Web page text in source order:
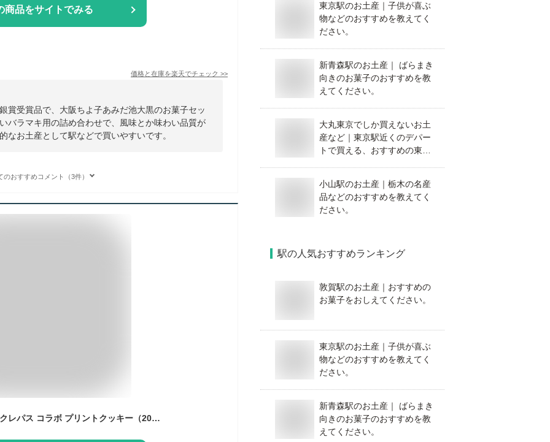
商品をサイトでみる
価格と在庫を楽天でチェック >>
賞受賞品で、大阪ちよ子あみだ池大黒のお菓子セッ
バラマキ用の詰め合わせで、風味とか味わい品質が
なお土産として駅などで買いやすいです。
のおすすめコメント（3件）
大阪お土産に! サクラクレパス コラボ プリントクッキー（20個入り）
東京駅のお土産｜子供が喜ぶ
物などのおすすめを教えてく
ださい。
新青森駅のお土産｜ ばらまき
向きのお菓子のおすすめを教
えてください。
大丸東京でしか買えないお土
産など｜東京駅近くのデパー
トで買える、おすすめの東京
小山駅のお土産｜栃木の名産
品などのおすすめを教えてく
ださい。
駅の人気おすすめランキング
敦賀駅のお土産｜おすすめの
お菓子をおしえてください。
東京駅のお土産｜子供が喜ぶ
物などのおすすめを教えてく
ださい。
新青森駅のお土産｜ ばらまき
向きのお菓子のおすすめを教
えてください。